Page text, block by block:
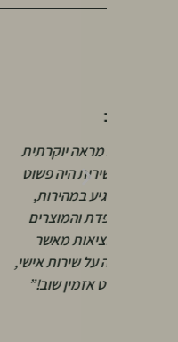

“הזמנתי סט
והם פשוט שדרגו את
איכות מצוינת,
יוצא דופן – ענו לי
שאלה ודאגו שהכול
קנייה מהנה